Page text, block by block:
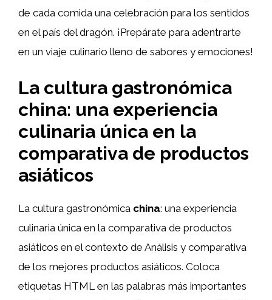
de cada comida una celebración para los sentidos
en el país del dragón. ¡Prepárate para adentrarte
en un viaje culinario lleno de sabores y emociones!
La cultura gastronómica
china: una experiencia
culinaria única en la
comparativa de productos
asiáticos
La cultura gastronómica china: una experiencia
culinaria única en la comparativa de productos
asiáticos en el contexto de Análisis y comparativa
de los mejores productos asiáticos. Coloca
etiquetas HTML en las palabras más importantes